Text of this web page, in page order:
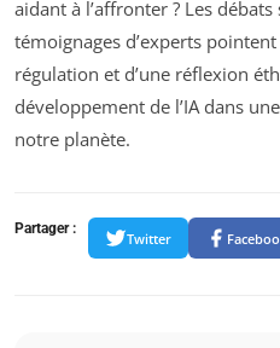
aidant à l’affronter ? Les
témoignages d’experts
régulation et d’une réflexion
développement de l’IA dans
notre planète.
Partager :
Twitter